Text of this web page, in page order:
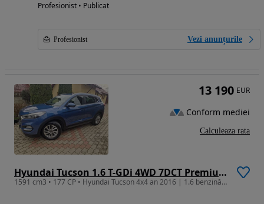
Profesionist • Publicat
Profesionist Vezi anunțurile
Hyundai Tucson 1.6 T-GDi 4WD 7DCT Premium+ Design Pack
1591 cm3 • 177 CP • Hyundai Tucson 4x4 an 2016 | 1.6 benzină 177 CP Euro6 Automat Germania
13 190 EUR
Conform mediei
Calculeaza rata